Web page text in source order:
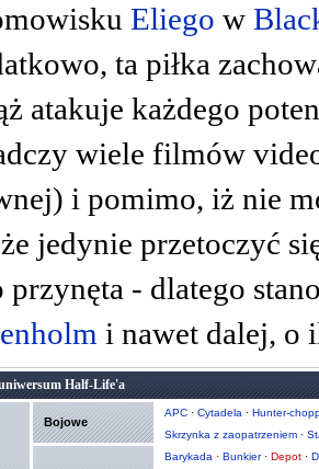
Eliego w
ta piłka
atakuje każdego
wiele filmów
i pomimo, iż nie
jedynie przetoczyć
przynęta - dlatego
i nawet dalej, o
Half-Life'a
Bojowe
APC · Cytadela · Hunter-
Skrzynka z zaopatrzeniem ·
Barykada · Bunkier· Depot ·